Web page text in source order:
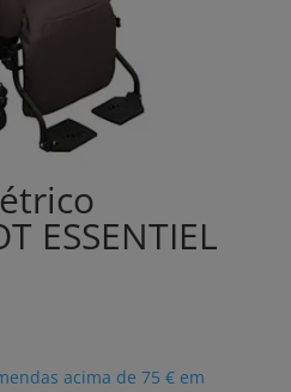
ESSENTIEL
acima de 75 € em